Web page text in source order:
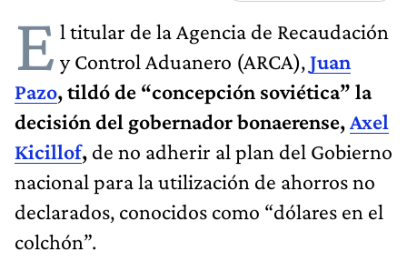
E l titular de la Agencia de Recaudación
y Control Aduanero (ARCA),Juan
Pazo, tildó de “concepción soviética” la
decisión del gobernador bonaerense,Axel
Kicillof, de no adherir al plan del Gobierno
nacional para la utilización de ahorros no
declarados, conocidos como “dólares en el
colchón”.